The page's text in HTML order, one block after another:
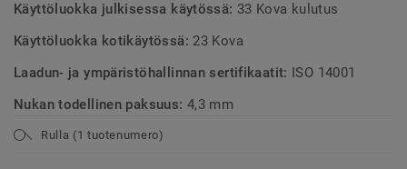
Käyttöluokka julkisessa käytössä: 33 Kova kulutus
Käyttöluokka kotikäytössä: 23 Kova
Laadun- ja ympäristöhallinnan sertifikaatit: ISO 14001
Nukan todellinen paksuus: 4,3 mm
Rulla (1 tuotenumero)